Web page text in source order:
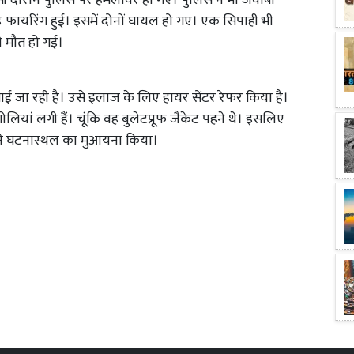
फायरिंग हुई। इसमें दोनों घायल हो गए। एक सिपाही भी
हो गई।
जा रही है। उसे इलाज के लिए हायर सेंटर रेफर किया है।
लगी हैं। चूंकि वह बुलेटप्रूफ जैकेट पहने थे। इसलिए
घटनास्थल का मुआयना किया।